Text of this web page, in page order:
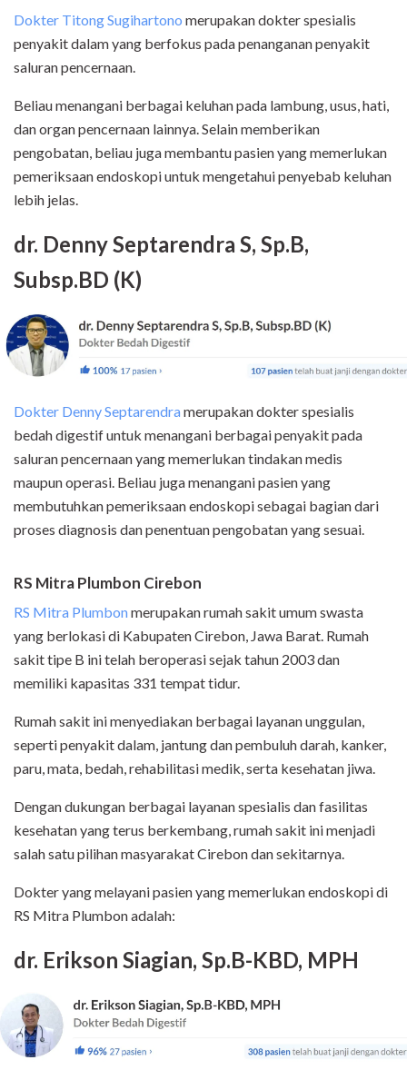
Dokter Titong Sugihartono merupakan dokter spesialis
penyakit dalam yang berfokus pada penanganan penyakit
saluran pencernaan.
Beliau menangani berbagai keluhan pada lambung, usus, hati,
dan organ pencernaan lainnya. Selain memberikan
pengobatan, beliau juga membantu pasien yang memerlukan
pemeriksaan endoskopi untuk mengetahui penyebab keluhan
lebih jelas.
dr. Denny Septarendra S, Sp.B,
Subsp.BD (K)
Dokter Denny Septarendramerupakan dokter spesialis
bedah digestif untuk menangani berbagai penyakit pada
saluran pencernaan yang memerlukan tindakan medis
maupun operasi. Beliau juga menangani pasien yang
membutuhkan pemeriksaan endoskopi sebagai bagian dari
proses diagnosis dan penentuan pengobatan yang sesuai.
RS Mitra Plumbon Cirebon
RS Mitra Plumbonmerupakan rumah sakit umum swasta
yang berlokasi di Kabupaten Cirebon, Jawa Barat. Rumah
sakit tipe B ini telah beroperasi sejak tahun 2003 dan
memiliki kapasitas 331 tempat tidur.
Rumah sakit ini menyediakan berbagai layanan unggulan,
seperti penyakit dalam, jantung dan pembuluh darah, kanker,
paru, mata, bedah, rehabilitasi medik, serta kesehatan jiwa.
Dengan dukungan berbagai layanan spesialis dan fasilitas
kesehatan yang terus berkembang, rumah sakit ini menjadi
salah satu pilihan masyarakat Cirebon dan sekitarnya.
Dokter yang melayani pasien yang memerlukan endoskopi di
RS Mitra Plumbon adalah:
dr. Erikson Siagian, Sp.B-KBD, MPH